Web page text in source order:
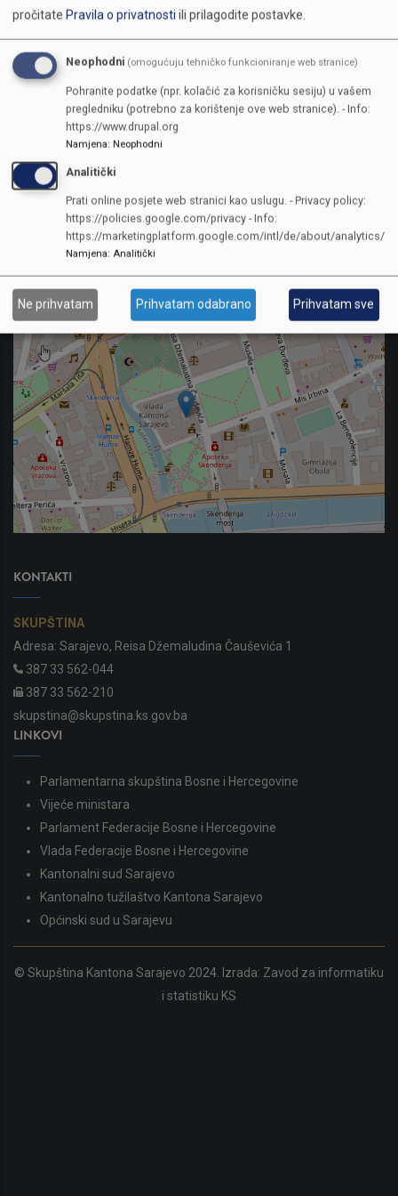
Pehlivanović se zahvalio na prijemu i podršci, izraživši želju da se u
Sarajevu u narednom periodu organizuje međunarodni turnir u
bilijaru, što bi doprinijelo popularizaciji ovog sporta u Bosni i
Hercegovini.
NodID
KONTAKTI
SKUPŠTINA
Adresa: Sarajevo, Reisa Džemaludina Čauševića 1
387 33 562-044
387 33 562-210
skupstina@skupstina.ks.gov.ba
LINKOVI
Parlamentarna skupština Bosne i Hercegovine
Vijeće ministara
Parlament Federacije Bosne i Hercegovine
Vlada Federacije Bosne i Hercegovine
Kantonalni sud Sarajevo
Kantonalno tužilaštvo Kantona Sarajevo
Općinski sud u Sarajevu
© Skupština Kantona Sarajevo 2024. Izrada: Zavod za informatiku
i statistiku KS
pročitate Pravila o privatnostiili prilagodite postavke.
Neophodni (omogućuju tehničko funkcioniranje web stranice)
Pohranite podatke (npr. kolačić za korisničku sesiju) u vašem
pregledniku (potrebno za korištenje ove web stranice). - Info:
https://www.drupal.org
Namjena: Neophodni
Analitički
Prati online posjete web stranici kao uslugu. - Privacy policy:
https://policies.google.com/privacy - Info:
https://marketingplatform.google.com/intl/de/about/analytics/
Namjena: Analitički
Ne prihvatam Prihvatam odabrano Prihvatam sve